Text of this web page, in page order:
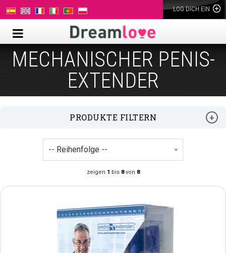
LOG DICH EIN
MECHANISCHER PENIS-
EXTENDER
PRODUKTE FILTERN
zeigen 1 bis 8von 8